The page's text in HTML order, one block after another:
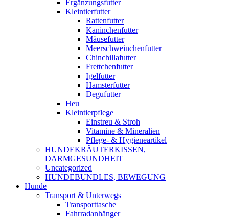
Ergänzungsfutter
Kleintierfutter
Rattenfutter
Kaninchenfutter
Mäusefutter
Meerschweinchenfutter
Chinchillafutter
Frettchenfutter
Igelfutter
Hamsterfutter
Degufutter
Heu
Kleintierpflege
Einstreu & Stroh
Vitamine & Mineralien
Pflege- & Hygieneartikel
HUNDEKRÄUTERKISSEN,
DARMGESUNDHEIT
Uncategorized
HUNDEBUNDLES, BEWEGUNG
Hunde
Transport & Unterwegs
Transporttasche
Fahrradanhänger